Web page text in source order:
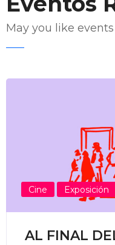
May you like events
Cine Exposición
AL FINAL